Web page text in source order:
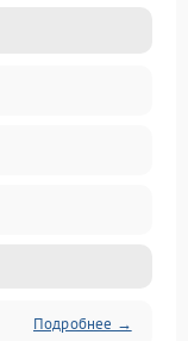
Подробнее →